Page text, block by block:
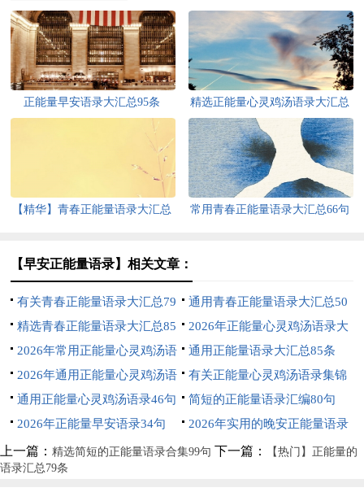
正能量早安语录大汇总95条
精选正能量心灵鸡汤语录大汇总
84条
【精华】青春正能量语录大汇总
常用青春正能量语录大汇总66句
【早安正能量语录】相关文章：
有关青春正能量语录大汇总79
条
通用青春正能量语录大汇总50
条
精选青春正能量语录大汇总85
条
2026年正能量心灵鸡汤语录大
汇总77条
2026年常用正能量心灵鸡汤语
录集合85句
通用正能量语录大汇总85条
2026年通用正能量心灵鸡汤语
录大汇总69句
有关正能量心灵鸡汤语录集锦
51句
通用正能量心灵鸡汤语录46句
简短的正能量语录汇编80句
2026年正能量早安语录34句
2026年实用的晚安正能量语录
锦集46条
上一篇： 精选简短的正能量语录合集99句 下一篇：
【热门】正能量的
语录汇总79条